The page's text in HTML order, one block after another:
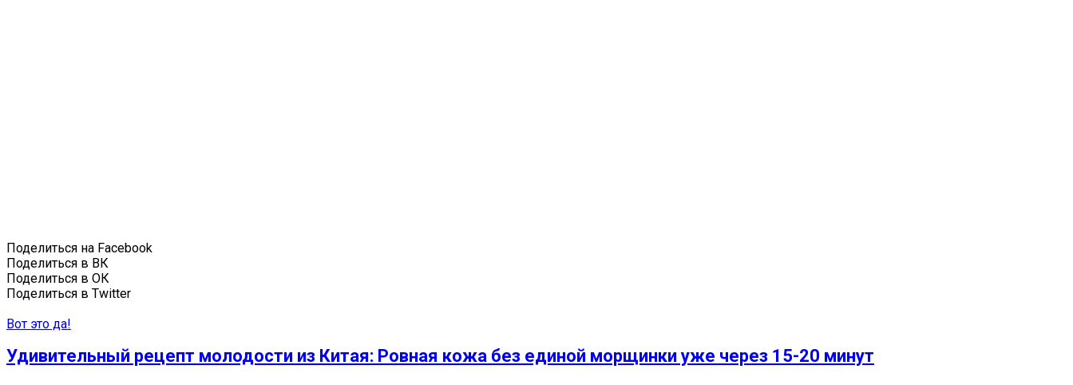
Поделиться на Facebook
Поделиться в ВК
Поделиться в ОК
Поделиться в Twitter
Вот это да!
Удивительный рецепт молодости из Китая: Ровная кожа без единой морщинки уже через 15-20 минут